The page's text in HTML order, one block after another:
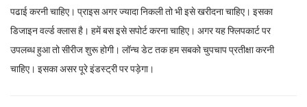
पढाई करनी चाहिए। प्राइस अगर ज्यादा निकली तो भी इसे खरीदना चाहिए। इसका
डिजाइन वर्ल्ड क्लास है। हमें बस इसे सपोर्ट करना चाहिए। अगर यह फ्लिपकार्ट पर
उपलब्ध हुआ तो सीरीज शुरू होगी। लॉन्च डेट तक हम सबको चुपचाप प्रतीक्षा करनी
चाहिए। इसका असर पूरे इंडस्ट्री पर पड़ेगा।